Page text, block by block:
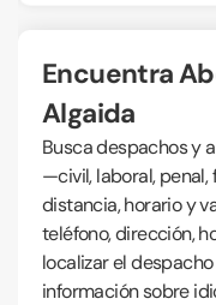
Encuentra Abogados cerca de
Algaida
Busca despachos y
—civil, laboral,
distancia, horario y
teléfono, dirección,
localizar el
información sobre